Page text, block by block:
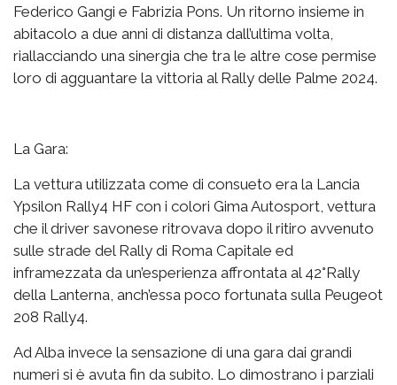
Federico Gangi e Fabrizia Pons. Un ritorno insieme in
abitacolo a due anni di distanza dall’ultima volta,
riallacciando una sinergia che tra le altre cose permise
loro di agguantare la vittoria al Rally delle Palme 2024.
La Gara:
La vettura utilizzata come di consueto era la Lancia
Ypsilon Rally4 HF con i colori Gima Autosport, vettura
che il driver savonese ritrovava dopo il ritiro avvenuto
sulle strade del Rally di Roma Capitale ed
inframezzata da un’esperienza affrontata al 42°Rally
della Lanterna, anch’essa poco fortunata sulla Peugeot
208 Rally4.
Ad Alba invece la sensazione di una gara dai grandi
numeri si è avuta fin da subito. Lo dimostrano i parziali